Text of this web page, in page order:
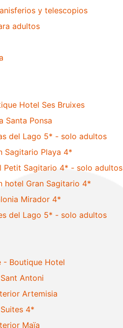
y telescopios
adultos
Hotel Ses Bruixes
Santa Ponsa
del Lago 5* - solo adultos
Sagitario Playa 4*
Petit Sagitario 4* - solo adultos
hotel Gran Sagitario 4*
Mirador 4*
del Lago 5* - solo adultos
- Boutique Hotel
Antoni
Artemisia
4*
Maïa